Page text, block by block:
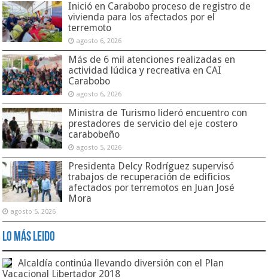
Inició en Carabobo proceso de registro de
vivienda para los afectados por el
terremoto
agosto 6, 2026
Más de 6 mil atenciones realizadas en
actividad lúdica y recreativa en CAI
Carabobo
agosto 6, 2026
Ministra de Turismo lideró encuentro con
prestadores de servicio del eje costero
carabobeño
agosto 5, 2026
Presidenta Delcy Rodríguez supervisó
trabajos de recuperación de edificios
afectados por terremotos en Juan José
Mora
agosto 5, 2026
Lo Más Leido
Alcaldía continúa llevando diversión con el Plan
Vacacional Libertador 2018